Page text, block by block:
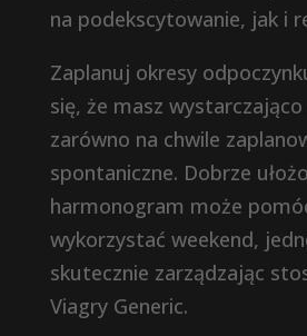
na podekscytowanie, jak i
Zaplanuj okresy
się, że masz
zarówno na chwile
spontaniczne. Dobrze
harmonogram może
wykorzystać weekend,
skutecznie zarządzając
Viagry Generic.